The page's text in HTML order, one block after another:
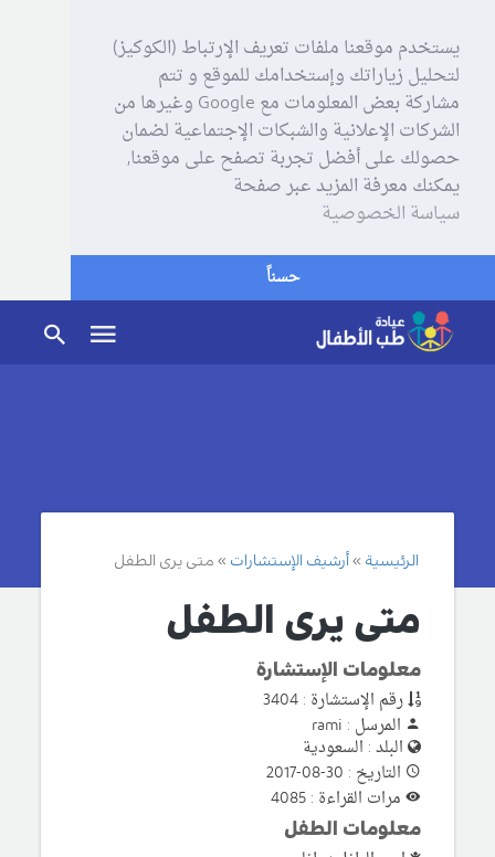
يستخدم موقعنا ملفات تعريف الإرتباط (الكوكيز)
لتحليل زياراتك وإستخدامك للموقع و تتم
مشاركة بعض المعلومات مع Google وغيرها من
الشركات الإعلانية والشبكات الإجتماعية لضمان
حصولك على أفضل تجربة تصفح على موقعنا,
يمكنك معرفة المزيد عبر صفحة
سياسة الخصوصية
حسناً
الرئيسية أرشيف الإستشارات متى يرى الطفل
متى يرى الطفل
معلومات الإستشارة
رقم الإستشارة : 3404
المرسل : rami
البلد : السعودية
التاريخ : 30-08-2017
مرات القراءة : 4085
معلومات الطفل